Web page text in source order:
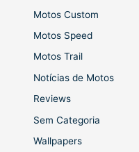
Motos Custom
Motos Speed
Motos Trail
Notícias de Motos
Reviews
Sem Categoria
Wallpapers